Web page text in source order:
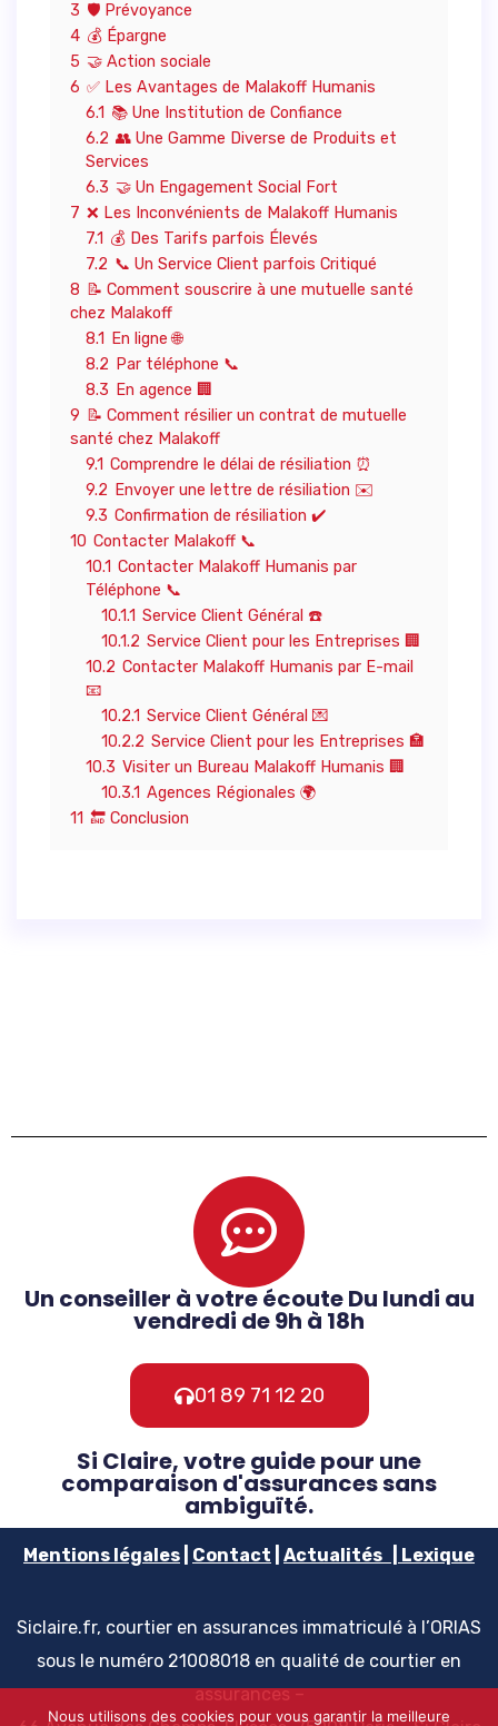
3 🛡️ Prévoyance
4 💰 Épargne
5 🤝 Action sociale
6 ✅ Les Avantages de Malakoff Humanis
6.1 📚 Une Institution de Confiance
6.2 👥 Une Gamme Diverse de Produits et
Services
6.3 🤝 Un Engagement Social Fort
7 ❌ Les Inconvénients de Malakoff Humanis
7.1 💰 Des Tarifs parfois Élevés
7.2 📞 Un Service Client parfois Critiqué
8 📝 Comment souscrire à une mutuelle santé
chez Malakoff
8.1 En ligne 🌐
8.2 Par téléphone 📞
8.3 En agence 🏢
9 📝 Comment résilier un contrat de mutuelle
santé chez Malakoff
9.1 Comprendre le délai de résiliation ⏰
9.2 Envoyer une lettre de résiliation ✉️
9.3 Confirmation de résiliation ✔️
10 Contacter Malakoff 📞
10.1 Contacter Malakoff Humanis par
Téléphone 📞
10.1.1 Service Client Général ☎️
10.1.2 Service Client pour les Entreprises 🏢
10.2 Contacter Malakoff Humanis par E-mail
📧
10.2.1 Service Client Général 💌
10.2.2 Service Client pour les Entreprises 🏣
10.3 Visiter un Bureau Malakoff Humanis 🏢
10.3.1 Agences Régionales 🌍
11 🔚 Conclusion
Un conseiller à votre écoute Du lundi au
vendredi de 9h à 18h
01 89 71 12 20
Si Claire, votre guide pour une
comparaison d'assurances sans
ambiguïté.
Mentions légales Contact Actualités Lexique
Siclaire.fr, courtier en assurances immatriculé à l’ORIAS
sous le numéro 21008018 en qualité de courtier en
assurances –
Nous utilisons des cookies pour vous garantir la meilleure